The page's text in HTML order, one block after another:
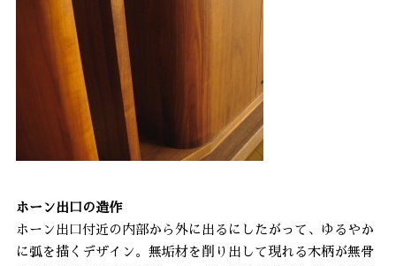
ホーン出口の造作
ホーン出口付近の内部から外に出るにしたがって、ゆるやか
に弧を描くデザイン。無垢材を削り出して現れる木柄が無骨